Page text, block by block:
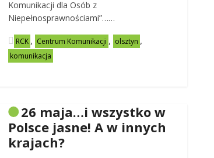
Komunikacji dla Osób z
Niepełnosprawnościami”……
RCK , Centrum Komunikacji , olsztyn ,
komunikacja
26 maja…i wszystko w
Polsce jasne! A w innych
krajach?